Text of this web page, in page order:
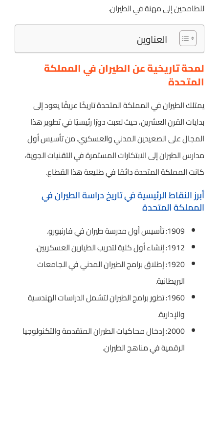
للطامحين إلى مهنة في الطيران.
العناوين
لمحة تاريخية عن الطيران في المملكة
المتحدة
يمتلك الطيران في المملكة المتحدة تاريخًا عريقًا يعود إلى
بدايات القرن العشرين، حيث لعبت دورًا رئيسيًا في تطوير هذا
المجال على الصعيدين المدني والعسكري. من تأسيس أول
مدارس الطيران إلى الابتكارات المستمرة في التقنيات الجوية،
كانت المملكة المتحدة دائمًا في طليعة هذا القطاع.
أبرز النقاط الرئيسية في تاريخ دراسة الطيران في
المملكة المتحدة
1909: تأسيس أول مدرسة طيران في فارنبورو.
1912: إنشاء أول كلية لتدريب الطيارين العسكريين.
1920: إطلاق برامج الطيران المدني في الجامعات
البريطانية.
1960: تطور برامج الطيران لتشمل الدراسات الهندسية
والإدارية.
2000: إدخال محاكيات الطيران المتقدمة والتكنولوجيا
الرقمية في مناهج الطيران.